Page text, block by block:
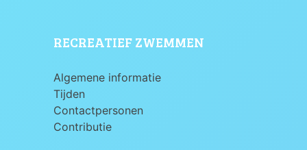
RECREATIEF ZWEMMEN
Algemene informatie
Tijden
Contactpersonen
Contributie